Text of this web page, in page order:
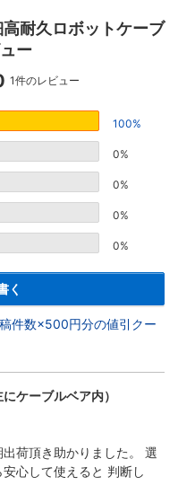
耐久ロボットケーブ
ー
5
1件のレビュー
100%
0%
0%
0%
0%
く
件数×500円分の値引クー
ケーブルベア内）
荷頂き助かりました。 選
心して使えると 判断し